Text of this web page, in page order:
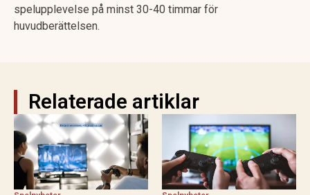
spelupplevelse på minst 30-40 timmar för
huvudberättelsen.
Relaterade artiklar